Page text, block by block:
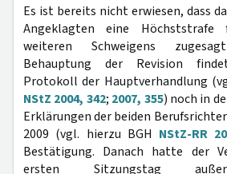
Es ist bereits nicht erwiesen, dass
Angeklagten eine
weiteren Schweigens
Behauptung der Revision
Protokoll der Hauptverhandlung
NStZ 2004, 342; 2007, 355) noch in
Erklärungen der beiden
2009 (vgl. hierzu BGH NStZ-RR
Bestätigung. Danach hatte der
ersten Sitzungstag